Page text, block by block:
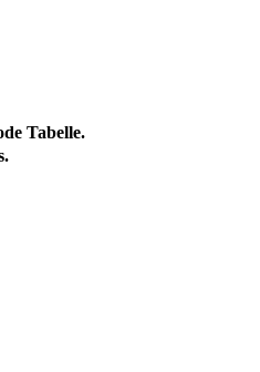
Tabelle.